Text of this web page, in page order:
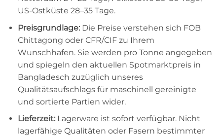
US-Ostküste 28–35 Tage.
Preisgrundlage:Die Preise verstehen sich FOB
Chittagong oder CFR/CIF zu Ihrem
Wunschhafen. Sie werden pro Tonne angegeben
und spiegeln den aktuellen Spotmarktpreis in
Bangladesch zuzüglich unseres
Qualitätsaufschlags für maschinell gereinigte
und sortierte Partien wider.
Lieferzeit:Lagerware ist sofort verfügbar. Nicht
lagerfähige Qualitäten oder Fasern bestimmter